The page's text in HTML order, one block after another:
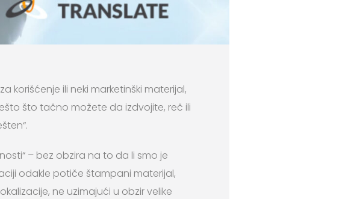
korišćenje ili neki marketinški materijal,
što tačno možete da izdvojite, reč ili
– bez obzira na to da li smo je
odakle potiče štampani materijal,
ne uzimajući u obzir velike